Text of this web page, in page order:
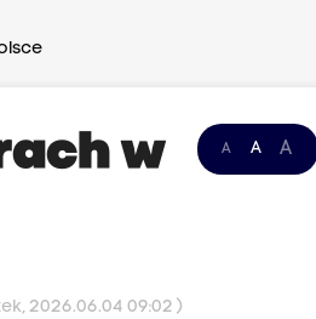
A A A
w
2026.06.04 09:02 )